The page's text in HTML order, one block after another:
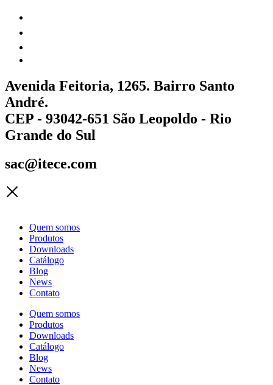
Avenida Feitoria, 1265. Bairro Santo
André.
CEP - 93042-651 São Leopoldo - Rio
Grande do Sul
sac@itece.com
Quem somos
Produtos
Downloads
Catálogo
Blog
News
Contato
Quem somos
Produtos
Downloads
Catálogo
Blog
News
Contato